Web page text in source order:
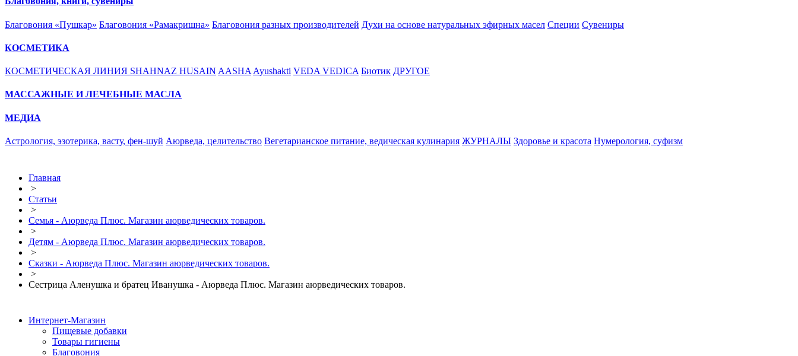
Благовония «Пушкар» Благовония «Рамакришна» Благовония разных производителей Духи на основе натуральных эфирных масел Специи Сувениры
КОСМЕТИКА
КОСМЕТИЧЕСКАЯ ЛИНИЯ SHAHNAZ HUSAIN AASHA Ayushakti VEDA VEDICA Биотик ДРУГОЕ
МАССАЖНЫЕ И ЛЕЧЕБНЫЕ МАСЛА
МЕДИА
Астрология, эзотерика, васту, фен-шуй Аюрведа, целительство Вегетарианское питание, ведическая кулинария ЖУРНАЛЫ Здоровье и красота Нумерология, суфизм
Главная
>
Статьи
>
Семья - Аюрведа Плюс. Магазин аюрведических товаров.
>
Детям - Аюрведа Плюс. Магазин аюрведических товаров.
>
Сказки - Аюрведа Плюс. Магазин аюрведических товаров.
>
Сестрица Аленушка и братец Иванушка - Аюрведа Плюс. Магазин аюрведических товаров.
Интернет-Магазин
Пищевые добавки
Товары гигиены
Благовония